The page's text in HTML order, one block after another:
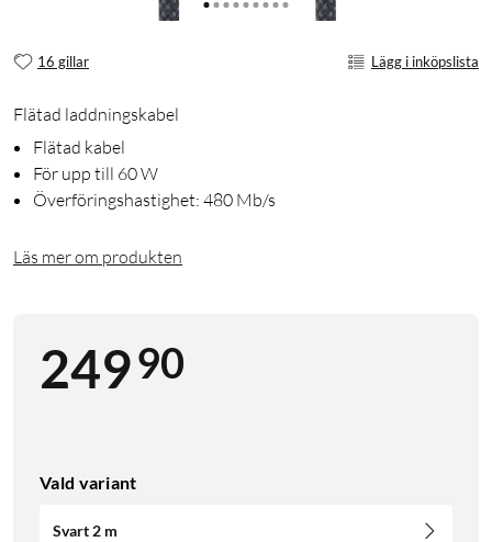
16 gillar Lägg i inköpslista
Flätad laddningskabel
Flätad kabel
För upp till 60 W
Överföringshastighet: 480 Mb/s
Läs mer om produkten
24990
Vald variant
Svart 2 m